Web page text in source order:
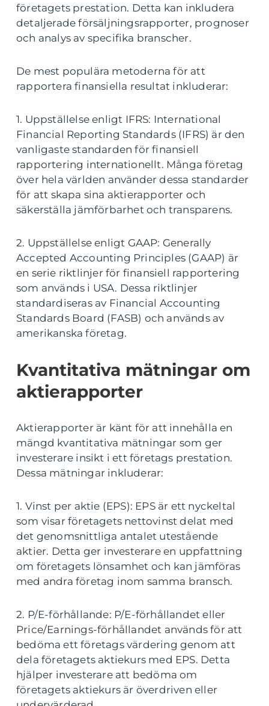
företagets prestation. Detta kan inkludera
detaljerade försäljningsrapporter, prognoser
och analys av specifika branscher.
De mest populära metoderna för att
rapportera finansiella resultat inkluderar:
1. Uppställelse enligt IFRS: International
Financial Reporting Standards (IFRS) är den
vanligaste standarden för finansiell
rapportering internationellt. Många företag
över hela världen använder dessa standarder
för att skapa sina aktierapporter och
säkerställa jämförbarhet och transparens.
2. Uppställelse enligt GAAP: Generally
Accepted Accounting Principles (GAAP) är
en serie riktlinjer för finansiell rapportering
som används i USA. Dessa riktlinjer
standardiseras av Financial Accounting
Standards Board (FASB) och används av
amerikanska företag.
Kvantitativa mätningar om
aktierapporter
Aktierapporter är känt för att innehålla en
mängd kvantitativa mätningar som ger
investerare insikt i ett företags prestation.
Dessa mätningar inkluderar:
1. Vinst per aktie (EPS): EPS är ett nyckeltal
som visar företagets nettovinst delat med
det genomsnittliga antalet utestående
aktier. Detta ger investerare en uppfattning
om företagets lönsamhet och kan jämföras
med andra företag inom samma bransch.
2. P/E-förhållande: P/E-förhållandet eller
Price/Earnings-förhållandet används för att
bedöma ett företags värdering genom att
dela företagets aktiekurs med EPS. Detta
hjälper investerare att bedöma om
företagets aktiekurs är överdriven eller